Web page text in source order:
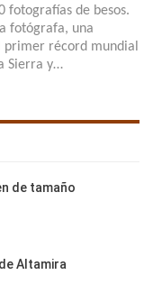
fotografías de besos.
fotógrafa, una
récord mundial
Sierra y…
de tamaño
Altamira